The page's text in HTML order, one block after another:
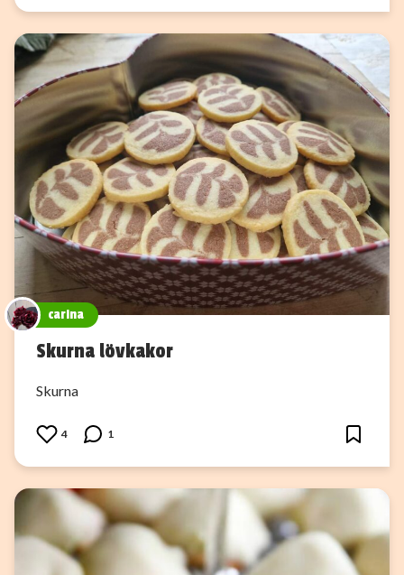
carina
Skurna lövkakor
Skurna
4 1